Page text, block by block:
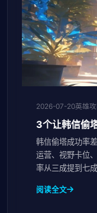
2026-07-20英雄
3个让韩信偷
韩信偷塔成功率
运营、视野卡位
率从三成提到七成
阅读全文